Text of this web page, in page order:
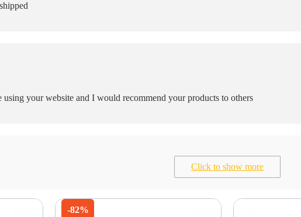
your website and I would recommend your products to others
Click to show more
-82%